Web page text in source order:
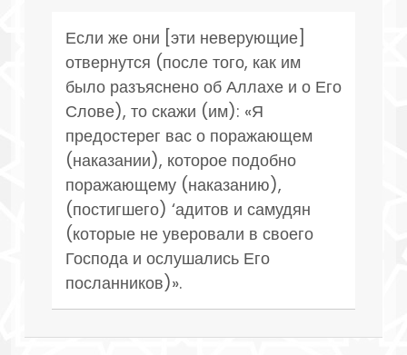
Если же они [эти неверующие]
отвернутся (после того, как им
было разъяснено об Аллахе и о Его
Слове), то скажи (им): «Я
предостерег вас о поражающем
(наказании), которое подобно
поражающему (наказанию),
(постигшего) ‘адитов и самудян
(которые не уверовали в своего
Господа и ослушались Его
посланников)».